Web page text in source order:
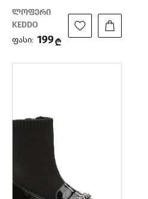
ლოფერი
KEDDO
ფასი: 199₾